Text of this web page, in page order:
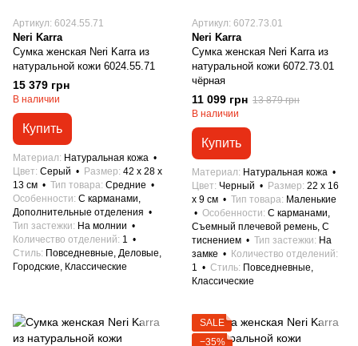
Артикул: 6024.55.71
Neri Karra
Сумка женская Neri Karra из
натуральной кожи 6024.55.71
15 379 грн
В наличии
Купить
Материал
Натуральная кожа
Цвет Серый Размер 42 x 28 x
13 см
Тип товара Средние
Особенности С карманами,
Дополнительные отделения
Тип застежки
На молнии
Количество отделений 1
Стиль Повседневные, Деловые,
Городские, Классические
Артикул: 6072.73.01
Neri Karra
Сумка женская Neri Karra из
натуральной кожи 6072.73.01
чёрная
11 099 грн 13 879 грн
В наличии
Купить
Материал
Натуральная кожа
Цвет Черный Размер 22 x 16
x 9 см
Тип товара Маленькие
Особенности С карманами,
Съемный плечевой ремень, С
тиснением
Тип застежки
На
замке
Количество отделений
1
Стиль Повседневные,
Классические
SALE
−35%